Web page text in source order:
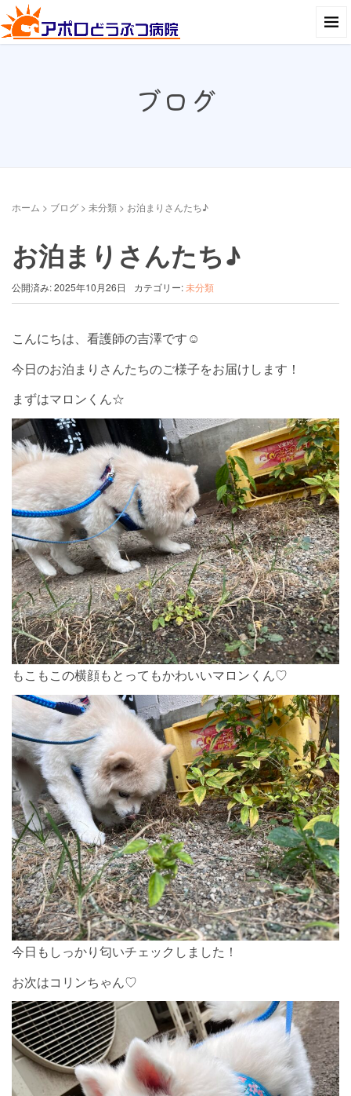
ブログ
ホーム > ブログ > 未分類 > お泊まりさんたち♪
お泊まりさんたち♪
公開済み: 2025年10月26日 カテゴリー:未分類
こんにちは、看護師の吉澤です☺︎
今日のお泊まりさんたちのご様子をお届けします！
まずはマロンくん☆
もこもこの横顔もとってもかわいいマロンくん♡
今日もしっかり匂いチェックしました！
お次はコリンちゃん♡